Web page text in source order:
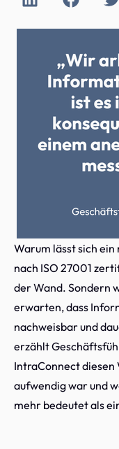
Warum lässt sich
nach ISO 27001
der Wand. Sondern
erwarten, dass
nachweisbar und
erzählt
IntraConnect diesen
aufwendig war und
mehr bedeutet als